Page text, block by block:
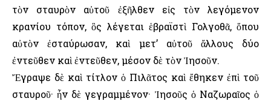
τὸν σταυρὸν αὐτοῦ ἐξῆλθεν εἰς τὸν λεγόμενον
κρανίου τόπον, ὃς λέγεται ἑβραϊστὶ Γολγοθᾶ, ὅπου
αὐτὸν ἐσταύρωσαν, καὶ μετ’ αὐτοῦ ἄλλους δύο
ἐντεῦθεν καὶ ἐντεῦθεν, μέσον δὲ τὸν Ἰησοῦν.
Ἔγραψε δὲ καὶ τίτλον ὁ Πιλᾶτος καὶ ἔθηκεν ἐπὶ τοῦ
σταυροῦ· ἦν δὲ γεγραμμένον· Ἰησοῦς ὁ Ναζωραῖος ὁ